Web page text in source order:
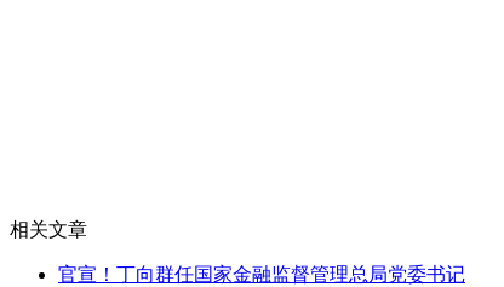
相关文章
官宣！丁向群任国家金融监督管理总局党委书记